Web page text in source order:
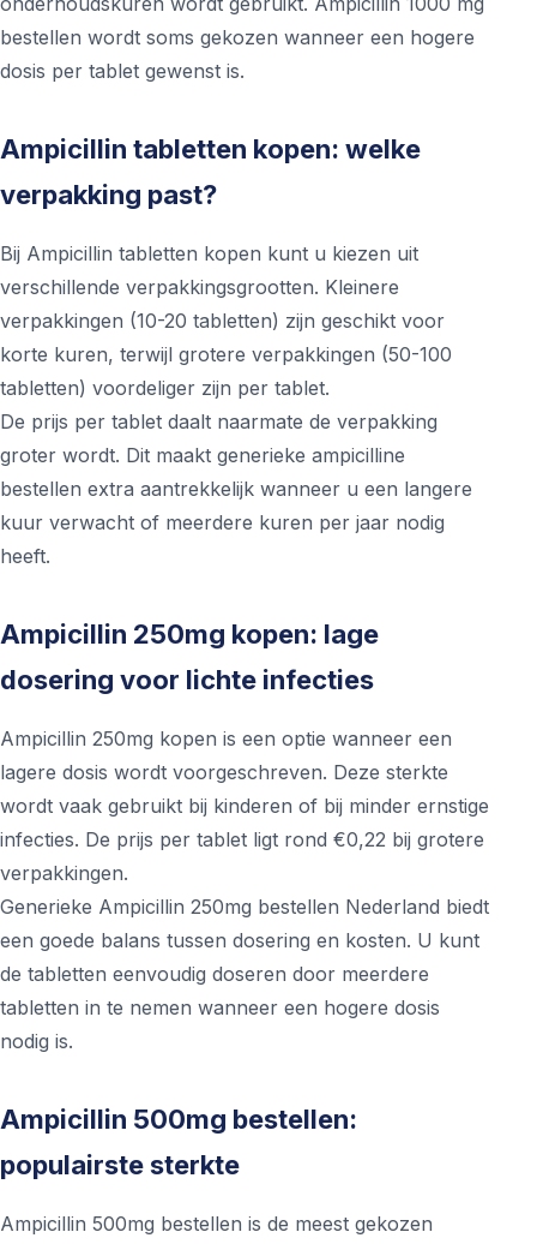
bestellen wordt soms gekozen wanneer een hogere
dosis per tablet gewenst is.
Ampicillin tabletten kopen: welke
verpakking past?
Bij Ampicillin tabletten kopen kunt u kiezen uit
verschillende verpakkingsgrootten. Kleinere
verpakkingen (10-20 tabletten) zijn geschikt voor
korte kuren, terwijl grotere verpakkingen (50-100
tabletten) voordeliger zijn per tablet.
De prijs per tablet daalt naarmate de verpakking
groter wordt. Dit maakt generieke ampicilline
bestellen extra aantrekkelijk wanneer u een langere
kuur verwacht of meerdere kuren per jaar nodig
heeft.
Ampicillin 250mg kopen: lage
dosering voor lichte infecties
Ampicillin 250mg kopen is een optie wanneer een
lagere dosis wordt voorgeschreven. Deze sterkte
wordt vaak gebruikt bij kinderen of bij minder ernstige
infecties. De prijs per tablet ligt rond €0,22 bij grotere
verpakkingen.
Generieke Ampicillin 250mg bestellen Nederland biedt
een goede balans tussen dosering en kosten. U kunt
de tabletten eenvoudig doseren door meerdere
tabletten in te nemen wanneer een hogere dosis
nodig is.
Ampicillin 500mg bestellen:
populairste sterkte
Ampicillin 500mg bestellen is de meest gekozen